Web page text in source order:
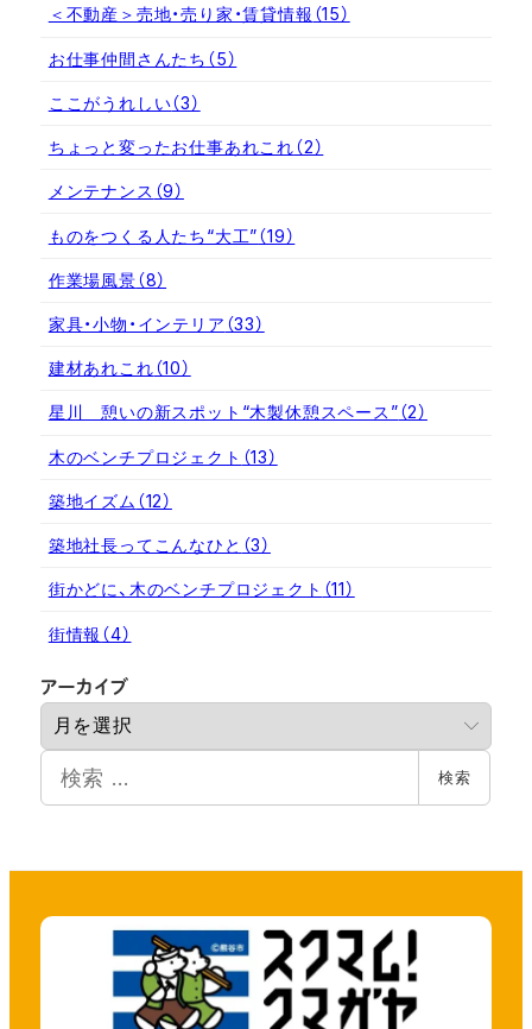
＜不動産＞売地・売り家・賃貸情報 （15）
お仕事仲間さんたち （5）
ここがうれしい（3）
ちょっと変ったお仕事あれこれ（2）
メンテナンス （9）
ものをつくる人たち“大工”（19）
作業場風景（8）
家具・小物・インテリア （33）
建材あれこれ（10）
星川 憩いの新スポット“木製休憩スペース”（2）
木のベンチプロジェクト （13）
築地イズム （12）
築地社長ってこんなひと （3）
街かどに、木のベンチプロジェクト （11）
街情報 （4）
アーカイブ
カ
検
検索